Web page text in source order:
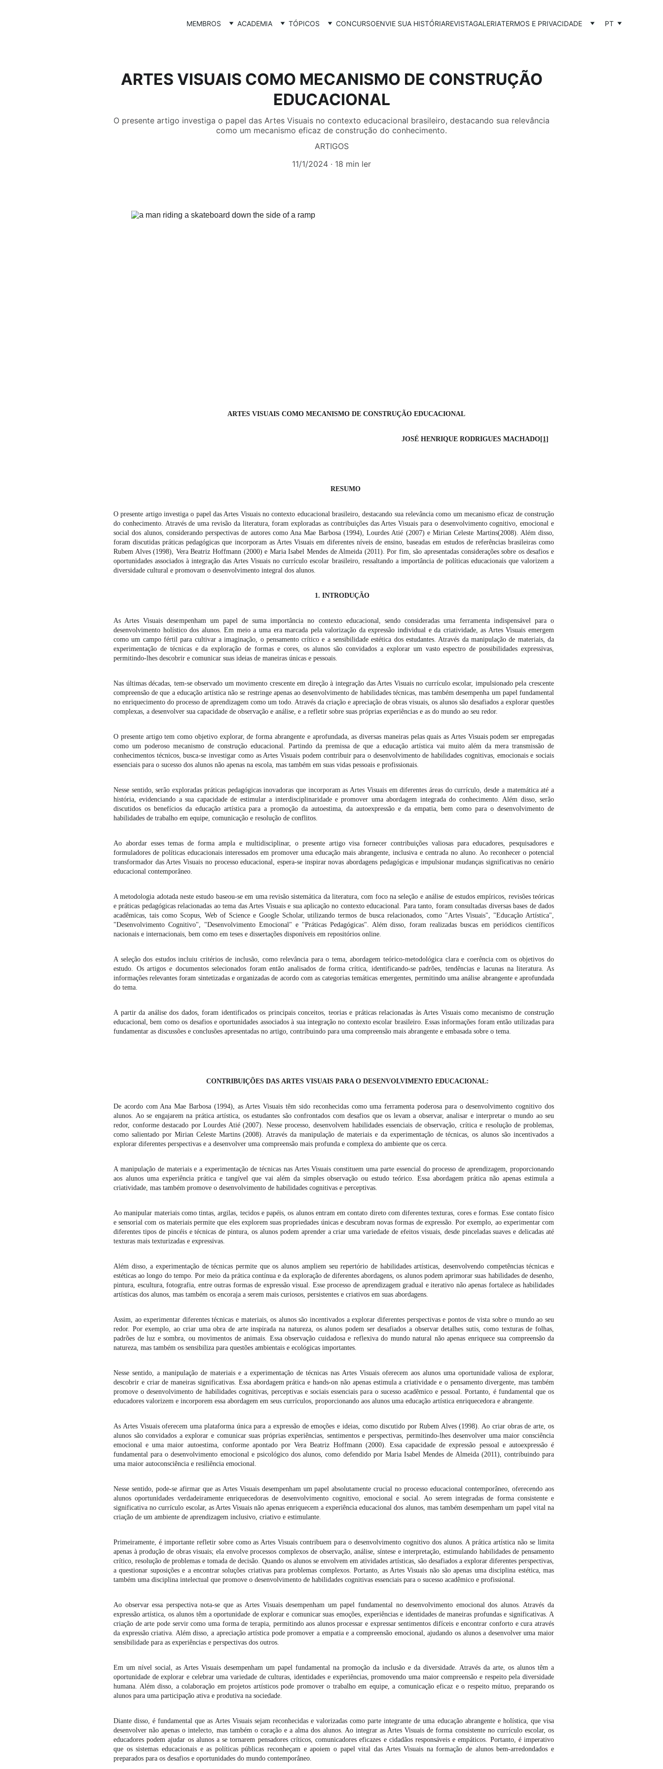
MEMBROS ACADEMIA TÓPICOS CONCURSOENVIE SUA HISTÓRIAREVISTAGALERIATERMOS E PRIVACIDADE PT
ARTES VISUAIS COMO MECANISMO DE CONSTRUÇÃO
EDUCACIONAL
O presente artigo investiga o papel das Artes Visuais no contexto educacional brasileiro, destacando sua relevância
como um mecanismo eficaz de construção do conhecimento.
ARTIGOS
11/1/2024
18 min ler
ARTES VISUAIS COMO MECANISMO DE CONSTRUÇÃO EDUCACIONAL
JOSÉ HENRIQUE RODRIGUES MACHADO[1]
RESUMO
O presente artigo investiga o papel das Artes Visuais no contexto educacional brasileiro, destacando sua relevância como um mecanismo eficaz de construção
do conhecimento. Através de uma revisão da literatura, foram exploradas as contribuições das Artes Visuais para o desenvolvimento cognitivo, emocional e
social dos alunos, considerando perspectivas de autores como Ana Mae Barbosa (1994), Lourdes Atié (2007) e Mirian Celeste Martins(2008). Além disso,
foram discutidas práticas pedagógicas que incorporam as Artes Visuais em diferentes níveis de ensino, baseadas em estudos de referências brasileiras como
Rubem Alves (1998), Vera Beatriz Hoffmann (2000) e Maria Isabel Mendes de Almeida (2011). Por fim, são apresentadas considerações sobre os desafios e
oportunidades associados à integração das Artes Visuais no currículo escolar brasileiro, ressaltando a importância de políticas educacionais que valorizem a
diversidade cultural e promovam o desenvolvimento integral dos alunos.
1. INTRODUÇÃO
As Artes Visuais desempenham um papel de suma importância no contexto educacional, sendo consideradas uma ferramenta indispensável para o
desenvolvimento holístico dos alunos. Em meio a uma era marcada pela valorização da expressão individual e da criatividade, as Artes Visuais emergem
como um campo fértil para cultivar a imaginação, o pensamento crítico e a sensibilidade estética dos estudantes. Através da manipulação de materiais, da
experimentação de técnicas e da exploração de formas e cores, os alunos são convidados a explorar um vasto espectro de possibilidades expressivas,
permitindo-lhes descobrir e comunicar suas ideias de maneiras únicas e pessoais.
Nas últimas décadas, tem-se observado um movimento crescente em direção à integração das Artes Visuais no currículo escolar, impulsionado pela crescente
compreensão de que a educação artística não se restringe apenas ao desenvolvimento de habilidades técnicas, mas também desempenha um papel fundamental
no enriquecimento do processo de aprendizagem como um todo. Através da criação e apreciação de obras visuais, os alunos são desafiados a explorar questões
complexas, a desenvolver sua capacidade de observação e análise, e a refletir sobre suas próprias experiências e as do mundo ao seu redor.
O presente artigo tem como objetivo explorar, de forma abrangente e aprofundada, as diversas maneiras pelas quais as Artes Visuais podem ser empregadas
como um poderoso mecanismo de construção educacional. Partindo da premissa de que a educação artística vai muito além da mera transmissão de
conhecimentos técnicos, busca-se investigar como as Artes Visuais podem contribuir para o desenvolvimento de habilidades cognitivas, emocionais e sociais
essenciais para o sucesso dos alunos não apenas na escola, mas também em suas vidas pessoais e profissionais.
Nesse sentido, serão exploradas práticas pedagógicas inovadoras que incorporam as Artes Visuais em diferentes áreas do currículo, desde a matemática até a
história, evidenciando a sua capacidade de estimular a interdisciplinaridade e promover uma abordagem integrada do conhecimento. Além disso, serão
discutidos os benefícios da educação artística para a promoção da autoestima, da autoexpressão e da empatia, bem como para o desenvolvimento de
habilidades de trabalho em equipe, comunicação e resolução de conflitos.
Ao abordar esses temas de forma ampla e multidisciplinar, o presente artigo visa fornecer contribuições valiosas para educadores, pesquisadores e
formuladores de políticas educacionais interessados em promover uma educação mais abrangente, inclusiva e centrada no aluno. Ao reconhecer o potencial
transformador das Artes Visuais no processo educacional, espera-se inspirar novas abordagens pedagógicas e impulsionar mudanças significativas no cenário
educacional contemporâneo.
A metodologia adotada neste estudo baseou-se em uma revisão sistemática da literatura, com foco na seleção e análise de estudos empíricos, revisões teóricas
e práticas pedagógicas relacionadas ao tema das Artes Visuais e sua aplicação no contexto educacional. Para tanto, foram consultadas diversas bases de dados
acadêmicas, tais como Scopus, Web of Science e Google Scholar, utilizando termos de busca relacionados, como "Artes Visuais", "Educação Artística",
"Desenvolvimento Cognitivo", "Desenvolvimento Emocional" e "Práticas Pedagógicas". Além disso, foram realizadas buscas em periódicos científicos
nacionais e internacionais, bem como em teses e dissertações disponíveis em repositórios online.
A seleção dos estudos incluiu critérios de inclusão, como relevância para o tema, abordagem teórico-metodológica clara e coerência com os objetivos do
estudo. Os artigos e documentos selecionados foram então analisados de forma crítica, identificando-se padrões, tendências e lacunas na literatura. As
informações relevantes foram sintetizadas e organizadas de acordo com as categorias temáticas emergentes, permitindo uma análise abrangente e aprofundada
do tema.
A partir da análise dos dados, foram identificados os principais conceitos, teorias e práticas relacionadas às Artes Visuais como mecanismo de construção
educacional, bem como os desafios e oportunidades associados à sua integração no contexto escolar brasileiro. Essas informações foram então utilizadas para
fundamentar as discussões e conclusões apresentadas no artigo, contribuindo para uma compreensão mais abrangente e embasada sobre o tema.
CONTRIBUIÇÕES DAS ARTES VISUAIS PARA O DESENVOLVIMENTO EDUCACIONAL:
De acordo com Ana Mae Barbosa (1994), as Artes Visuais têm sido reconhecidas como uma ferramenta poderosa para o desenvolvimento cognitivo dos
alunos. Ao se engajarem na prática artística, os estudantes são confrontados com desafios que os levam a observar, analisar e interpretar o mundo ao seu
redor, conforme destacado por Lourdes Atié (2007). Nesse processo, desenvolvem habilidades essenciais de observação, crítica e resolução de problemas,
como salientado por Mirian Celeste Martins (2008). Através da manipulação de materiais e da experimentação de técnicas, os alunos são incentivados a
explorar diferentes perspectivas e a desenvolver uma compreensão mais profunda e complexa do ambiente que os cerca.
A manipulação de materiais e a experimentação de técnicas nas Artes Visuais constituem uma parte essencial do processo de aprendizagem, proporcionando
aos alunos uma experiência prática e tangível que vai além da simples observação ou estudo teórico. Essa abordagem prática não apenas estimula a
criatividade, mas também promove o desenvolvimento de habilidades cognitivas e perceptivas.
Ao manipular materiais como tintas, argilas, tecidos e papéis, os alunos entram em contato direto com diferentes texturas, cores e formas. Esse contato físico
e sensorial com os materiais permite que eles explorem suas propriedades únicas e descubram novas formas de expressão. Por exemplo, ao experimentar com
diferentes tipos de pincéis e técnicas de pintura, os alunos podem aprender a criar uma variedade de efeitos visuais, desde pinceladas suaves e delicadas até
texturas mais texturizadas e expressivas.
Além disso, a experimentação de técnicas permite que os alunos ampliem seu repertório de habilidades artísticas, desenvolvendo competências técnicas e
estéticas ao longo do tempo. Por meio da prática contínua e da exploração de diferentes abordagens, os alunos podem aprimorar suas habilidades de desenho,
pintura, escultura, fotografia, entre outras formas de expressão visual. Esse processo de aprendizagem gradual e iterativo não apenas fortalece as habilidades
artísticas dos alunos, mas também os encoraja a serem mais curiosos, persistentes e criativos em suas abordagens.
Assim, ao experimentar diferentes técnicas e materiais, os alunos são incentivados a explorar diferentes perspectivas e pontos de vista sobre o mundo ao seu
redor. Por exemplo, ao criar uma obra de arte inspirada na natureza, os alunos podem ser desafiados a observar detalhes sutis, como texturas de folhas,
padrões de luz e sombra, ou movimentos de animais. Essa observação cuidadosa e reflexiva do mundo natural não apenas enriquece sua compreensão da
natureza, mas também os sensibiliza para questões ambientais e ecológicas importantes.
Nesse sentido, a manipulação de materiais e a experimentação de técnicas nas Artes Visuais oferecem aos alunos uma oportunidade valiosa de explorar,
descobrir e criar de maneiras significativas. Essa abordagem prática e hands-on não apenas estimula a criatividade e o pensamento divergente, mas também
promove o desenvolvimento de habilidades cognitivas, perceptivas e sociais essenciais para o sucesso acadêmico e pessoal. Portanto, é fundamental que os
educadores valorizem e incorporem essa abordagem em seus currículos, proporcionando aos alunos uma educação artística enriquecedora e abrangente.
As Artes Visuais oferecem uma plataforma única para a expressão de emoções e ideias, como discutido por Rubem Alves (1998). Ao criar obras de arte, os
alunos são convidados a explorar e comunicar suas próprias experiências, sentimentos e perspectivas, permitindo-lhes desenvolver uma maior consciência
emocional e uma maior autoestima, conforme apontado por Vera Beatriz Hoffmann (2000). Essa capacidade de expressão pessoal e autoexpressão é
fundamental para o desenvolvimento emocional e psicológico dos alunos, como defendido por Maria Isabel Mendes de Almeida (2011), contribuindo para
uma maior autoconsciência e resiliência emocional.
Nesse sentido, pode-se afirmar que as Artes Visuais desempenham um papel absolutamente crucial no processo educacional contemporâneo, oferecendo aos
alunos oportunidades verdadeiramente enriquecedoras de desenvolvimento cognitivo, emocional e social. Ao serem integradas de forma consistente e
significativa no currículo escolar, as Artes Visuais não apenas enriquecem a experiência educacional dos alunos, mas também desempenham um papel vital na
criação de um ambiente de aprendizagem inclusivo, criativo e estimulante.
Primeiramente, é importante refletir sobre como as Artes Visuais contribuem para o desenvolvimento cognitivo dos alunos. A prática artística não se limita
apenas à produção de obras visuais; ela envolve processos complexos de observação, análise, síntese e interpretação, estimulando habilidades de pensamento
crítico, resolução de problemas e tomada de decisão. Quando os alunos se envolvem em atividades artísticas, são desafiados a explorar diferentes perspectivas,
a questionar suposições e a encontrar soluções criativas para problemas complexos. Portanto, as Artes Visuais não são apenas uma disciplina estética, mas
também uma disciplina intelectual que promove o desenvolvimento de habilidades cognitivas essenciais para o sucesso acadêmico e profissional.
Ao observar essa perspectiva nota-se que as Artes Visuais desempenham um papel fundamental no desenvolvimento emocional dos alunos. Através da
expressão artística, os alunos têm a oportunidade de explorar e comunicar suas emoções, experiências e identidades de maneiras profundas e significativas. A
criação de arte pode servir como uma forma de terapia, permitindo aos alunos processar e expressar sentimentos difíceis e encontrar conforto e cura através
da expressão criativa. Além disso, a apreciação artística pode promover a empatia e a compreensão emocional, ajudando os alunos a desenvolver uma maior
sensibilidade para as experiências e perspectivas dos outros.
Em um nível social, as Artes Visuais desempenham um papel fundamental na promoção da inclusão e da diversidade. Através da arte, os alunos têm a
oportunidade de explorar e celebrar uma variedade de culturas, identidades e experiências, promovendo uma maior compreensão e respeito pela diversidade
humana. Além disso, a colaboração em projetos artísticos pode promover o trabalho em equipe, a comunicação eficaz e o respeito mútuo, preparando os
alunos para uma participação ativa e produtiva na sociedade.
Diante disso, é fundamental que as Artes Visuais sejam reconhecidas e valorizadas como parte integrante de uma educação abrangente e holística, que visa
desenvolver não apenas o intelecto, mas também o coração e a alma dos alunos. Ao integrar as Artes Visuais de forma consistente no currículo escolar, os
educadores podem ajudar os alunos a se tornarem pensadores críticos, comunicadores eficazes e cidadãos responsáveis e empáticos. Portanto, é imperativo
que os sistemas educacionais e as políticas públicas reconheçam e apoiem o papel vital das Artes Visuais na formação de alunos bem-arredondados e
preparados para os desafios e oportunidades do mundo contemporâneo.